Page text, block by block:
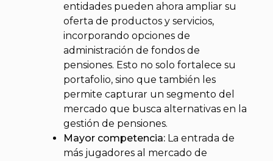
entidades pueden ahora ampliar su
oferta de productos y servicios,
incorporando opciones de
administración de fondos de
pensiones. Esto no solo fortalece su
portafolio, sino que también les
permite capturar un segmento del
mercado que busca alternativas en la
gestión de pensiones.
Mayor competencia: La entrada de
más jugadores al mercado de